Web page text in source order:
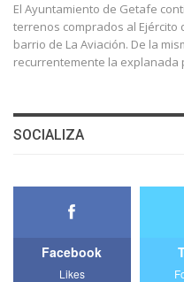
El Ayuntamiento de Getafe
terrenos comprados al
barrio de La Aviación. De la
recurrentemente la explanada
SOCIALIZA
Facebook
Likes